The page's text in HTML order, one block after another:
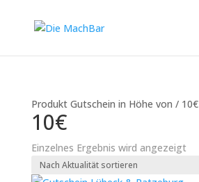
Produkt Gutschein in Höhe von / 10€
10€
Einzelnes Ergebnis wird angezeigt